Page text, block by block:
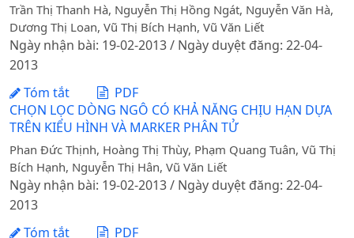
Trần Thị Thanh Hà, Nguyễn Thị Hồng Ngát, Nguyễn Văn Hà,
Dương Thị Loan, Vũ Thị Bích Hạnh, Vũ Văn Liết
Ngày nhận bài: 19-02-2013 / Ngày duyệt đăng: 22-04-
2013
Tóm tắt
PDF
CHỌN LỌC DÒNG NGÔ CÓ KHẢ NĂNG CHỊU HẠN DỰA
TRÊN KIỂU HÌNH VÀ MARKER PHÂN TỬ
Phan Đức Thịnh, Hoàng Thị Thùy, Phạm Quang Tuân, Vũ Thị
Bích Hạnh, Nguyễn Thị Hân, Vũ Văn Liết
Ngày nhận bài: 19-02-2013 / Ngày duyệt đăng: 22-04-
2013
Tóm tắt
PDF